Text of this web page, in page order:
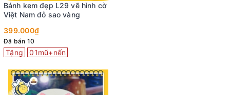
Bánh kem đẹp L29 vẽ hình cờ
Việt Nam đỏ sao vàng
399.000₫
Đã bán 10
Tặng 01mũ+nến